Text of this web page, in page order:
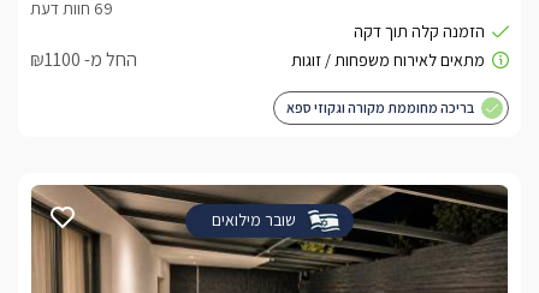
החל מ- ₪1100
בריכה מחוממת מקורה וגקוזי ספא
שובר מילואים